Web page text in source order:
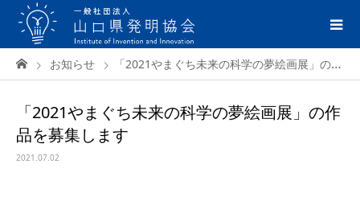
お知らせ 「2021やまぐち未来の科学の夢絵画展」の作品を募集します
「2021やまぐち未来の科学の夢絵画展」の作
品を募集します
2021.07.02